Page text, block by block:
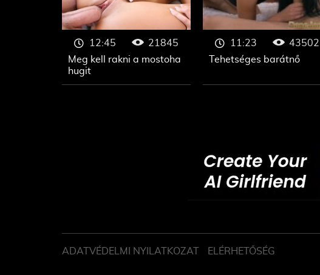
Meg kell rakni a mostoha
hugit
12:45
21845
Tehetséges barátnő
11:23
43502
ADATVÉDELMI NYILATKOZAT ELÉRHETŐSÉG